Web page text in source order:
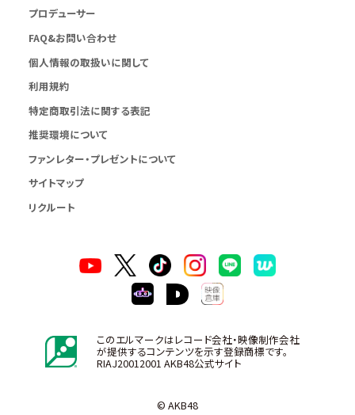
プロデューサー
FAQ&お問い合わせ
個人情報の取扱いに関して
利用規約
特定商取引法に関する表記
推奨環境について
ファンレター・プレゼントについて
サイトマップ
リクルート
このエルマークはレコード会社・映像制作会社
が提供するコンテンツを示す登録商標です。
RIAJ20012001 AKB48公式サイト
© AKB48